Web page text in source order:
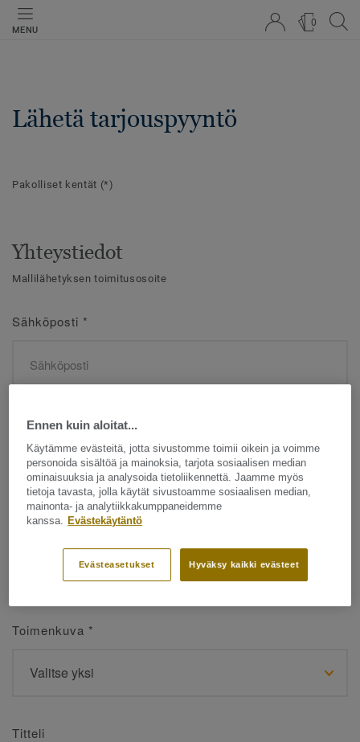
MENU
0
Lähetä tarjouspyyntö
Pakolliset kentät (*)
Yhteystiedot
Mallilähetyksen toimitusosoite
Sähköposti *
Etunimi*
Sukunimi*
Toimenkuva *
Titteli
Ennen kuin aloitat...
Käytämme evästeitä, jotta sivustomme toimii oikein ja voimme
personoida sisältöä ja mainoksia, tarjota sosiaalisen median
ominaisuuksia ja analysoida tietoliikennettä. Jaamme myös
tietoja tavasta, jolla käytät sivustoamme sosiaalisen median,
mainonta- ja analytiikkakumppaneidemme
kanssa.
Evästekäytäntö
Hyväksy kaikki evästeet
Evästeasetukset